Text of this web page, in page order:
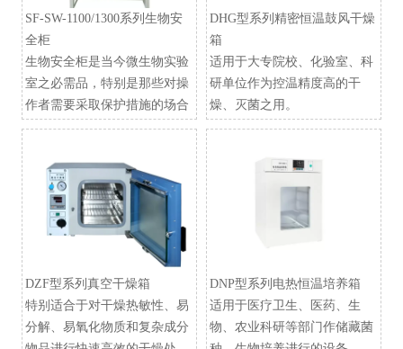
SF-SW-1100/1300系列生物安
全柜
生物安全柜是当今微生物实验
室之必需品，特别是那些对操
作者需要采取保护措施的场合
DHG型系列精密恒温鼓风干燥
箱
适用于大专院校、化验室、科
研单位作为控温精度高的干
燥、灭菌之用。
DZF型系列真空干燥箱
特别适合于对干燥热敏性、易
分解、易氧化物质和复杂成分
​DNP型系列电热恒温培养箱
适用于医疗卫生、医药、生
物、农业科研等部门作储藏菌